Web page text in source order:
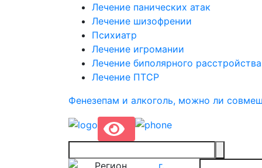
Лечение панических атак
Лечение шизофрении
Психиатр
Лечение игромании
Лечение биполярного расстройства
Лечение ПТСР
Фенезепам и алкоголь, можно ли
Регион
г.